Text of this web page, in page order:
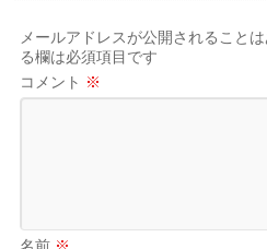
メールアドレスが公開されることは
る欄は必須項目です
コメント ※